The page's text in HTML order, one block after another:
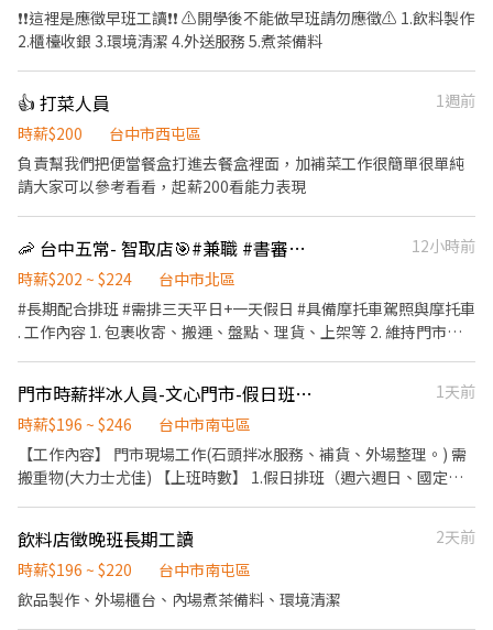
❗️❗️這裡是應徵早班工讀❗️❗️ ⚠️開學後不能做早班請勿應徵⚠️ 1.飲料製作
2.櫃檯收銀 3.環境清潔 4.外送服務 5.煮茶備料
👍 打菜人員
1週前
時薪$200
台中市西屯區
負責幫我們把便當餐盒打進去餐盒裡面，加補菜工作很簡單很單純
請大家可以參考看看，起薪200看能力表現
🦐 台中五常- 智取店🎯#兼職 #書審即上工 #新手友善! - 台中
12小時前
時薪$202 ~ $224
台中市北區
#長期配合排班 #需排三天平日+一天假日 #具備摩托車駕照與摩托車
. 工作內容 1. 包裹收寄、搬運、盤點、理貨、上架等 2. 維持門市作
(晚班)兼職人員每日工作門店會分在1-3間門市排班 (多數區域為2間
以內) 4. 須配合蝦皮店到店工作內容調整 5. 偶爾須配合鄰近有人店
門市支援 . 班別：免輪班，選擇一個班別應徵。 🟢早班時間：
0700-1100/0730-1130/0800-1200/0830-1230 (早班彈性7:00-
8:30間可到班) 🟢晚班時間：17:30-22:30(彈性延後) ▶時間都有可
額外津貼，視情況延長) ▶晚班時薪 $224H (內含晚班額外津貼，視
情況延長) ▶發薪日為隔月15號 ▶只能薪轉本人帳戶，無法領現 ▶
訓練(線上上課，有薪水) >>一定要參加 下午場：14:00~17:00、晚
門市時薪拌冰人員-文心門市-假日班(秀泰生活台中文心店)
1天前
時薪$196 ~ $246
台中市南屯區
【工作內容】 門市現場工作(石頭拌冰服務、補貨、外場整理。) 需
搬重物(大力士尤佳) 【上班時數】 1.假日排班（週六週日、國定假
(可以安排在平日晚上) 歡迎熱情、健談、愛唱歌有活力活潑想賺外
快上班族、高職（高中）學生..... 【培訓規劃】 我們透過每個階段的
學習訓練，來創造顧客無與倫比的冰淇淋體驗 1.新進學習訓練(教室
飲料店徵晚班長期工讀
2天前
時薪$196 ~ $220
台中市南屯區
飲品製作、外場櫃台、內場煮茶備料、環境清潔